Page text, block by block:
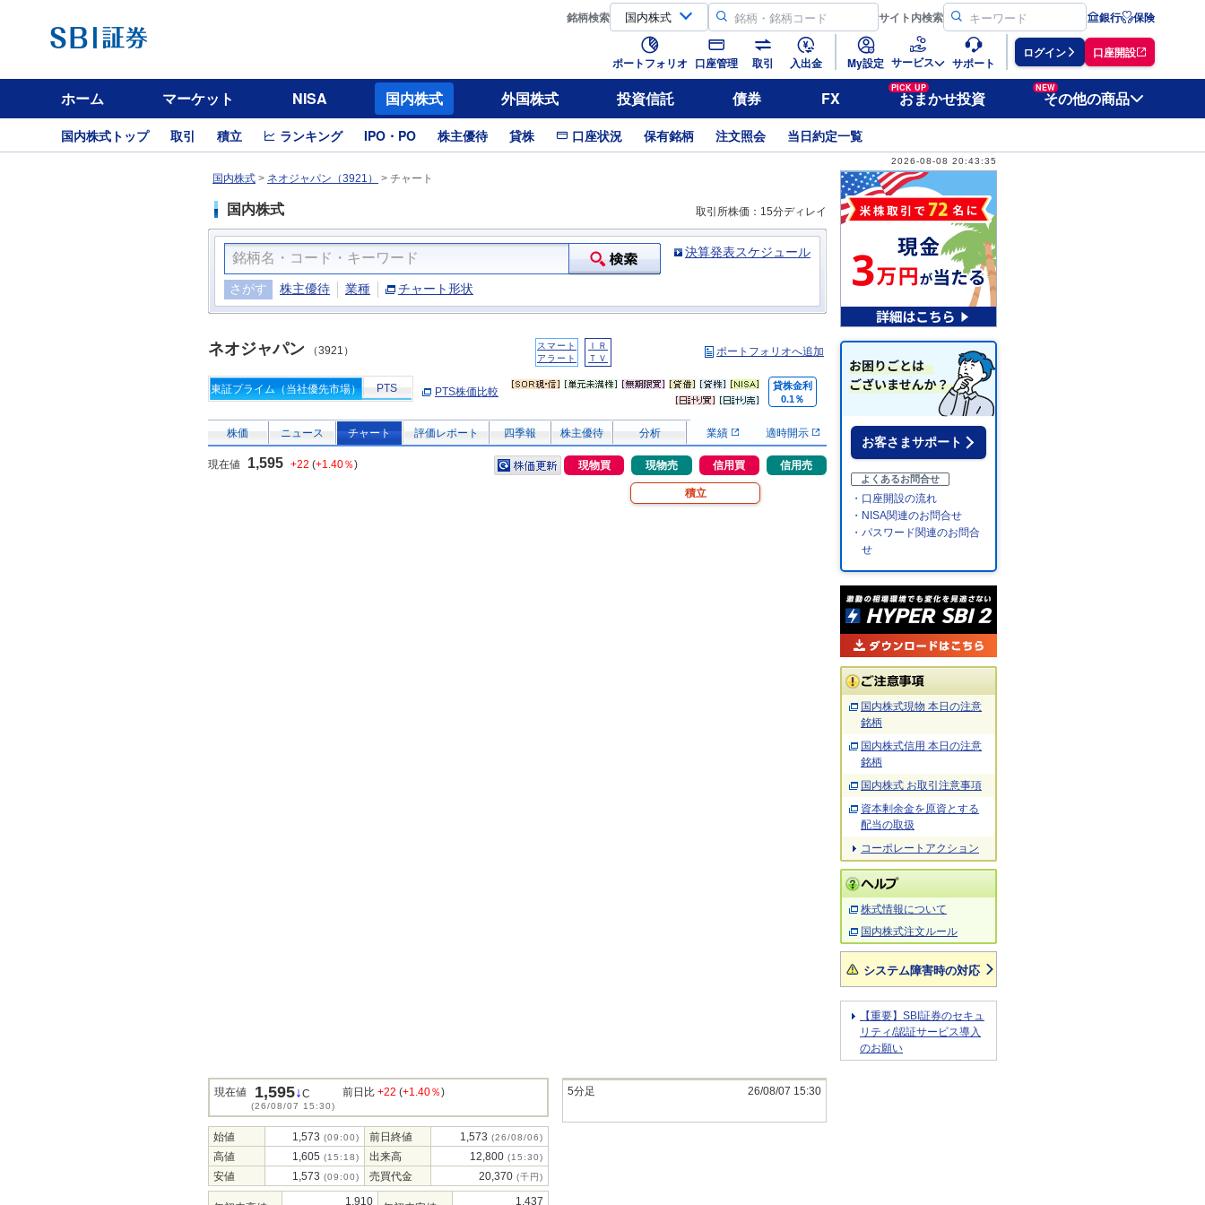
銘柄検索 サイト内検索 銀行 保険
ポートフォリオ 口座管理 取引 入出金 My設定 サービス サポート
ログイン 口座開設
ホーム マーケット NISA 国内株式 外国株式 投資信託 債券 FX
PICK UP
おまかせ投資
NEW
その他の商品
国内株式トップ 取引 積立 ランキング IPO・PO 株主優待 貸株 口座状況 保有銘柄 注文照会 当日約定一覧
2026-08-08 20:43:35
国内株式 > ネオジャパン（3921） > チャート
国内株式 取引所株価：15分ディレイ
決算発表スケジュール
さがす 株主優待 業種 チャート形状
ネオジャパン （3921）
スマート
アラート
ＩＲ
ＴＶ
ポートフォリオへ追加
東証プライム（当社優先市場） PTS PTS株価比較
貸株金利
0.1％
株価 ニュース チャート 評価レポート 四季報 株主優待 分析 業績 適時開示
現在値 1,595 +22 (+1.40％) 現物買 現物売 信用買 信用売
積立
現在値 1,595↓C
(26/08/07 15:30)
前日比 +22 (+1.40％)
始値 1,573 (09:00) 前日終値 1,573 (26/08/06)
高値 1,605 (15:18) 出来高 12,800 (15:30)
安値 1,573 (09:00) 売買代金 20,370 (千円)
1,910 1,437
5分足 26/08/07 15:30
お客さまサポート
よくあるお問合せ
・口座開設の流れ
・NISA関連のお問合せ
・パスワード関連のお問合
せ
国内株式現物 本日の注意
銘柄
国内株式信用 本日の注意
銘柄
国内株式 お取引注意事項
資本剰余金を原資とする
配当の取扱
コーポレートアクション
株式情報について
国内株式注文ルール
システム障害時の対応
【重要】SBI証券のセキュ
リティ/認証サービス導入
のお願い